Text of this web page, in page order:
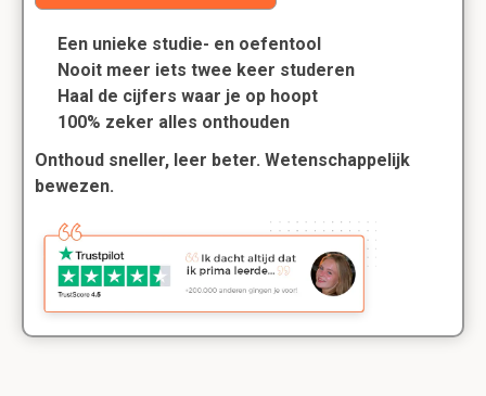
Een unieke studie- en oefentool
Nooit meer iets twee keer studeren
Haal de cijfers waar je op hoopt
100% zeker alles onthouden
Onthoud sneller, leer beter. Wetenschappelijk
bewezen.